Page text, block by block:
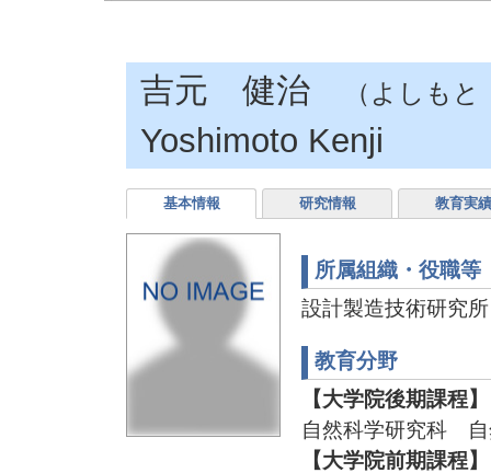
吉元 健治 （よしも
Yoshimoto Kenji
基本情報 研究情報 教育実績
所属組織・役職等
設計製造技術研究
教育分野
【大学院後期課程】
自然科学研究科 自
【大学院前期課程】